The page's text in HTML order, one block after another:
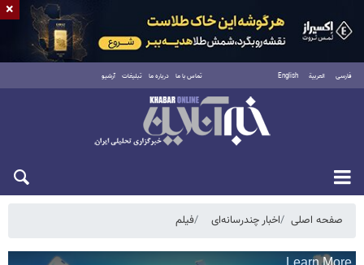
فارسی العربية English تماس با ما درباره ما تبلیغات آرشیو
یکشنبه ۱۸ مرداد ۱۴۰۵
صفحه اصلی اخبار چندرسانه‌ای فیلم
×